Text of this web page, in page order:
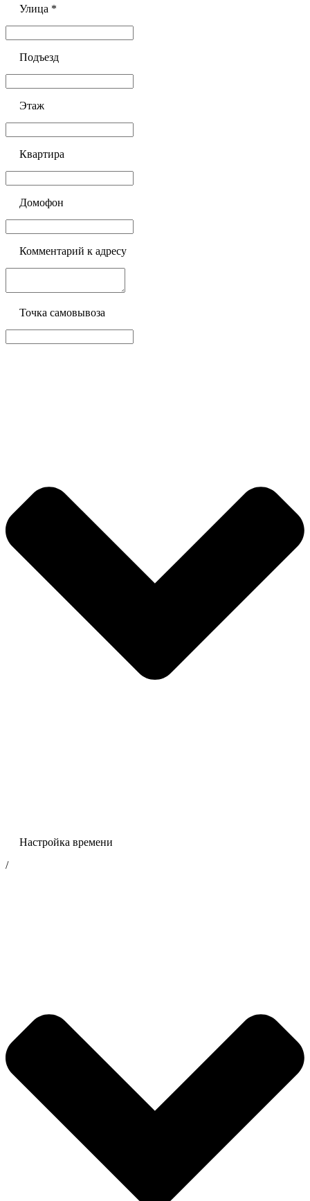
Улица *
Подъезд
Этаж
Квартира
Домофон
Комментарий к адресу
Точка самовывоза
Настройка времени
/